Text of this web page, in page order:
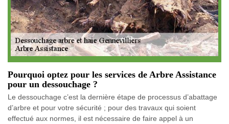
Pourquoi optez pour les services de Arbre Assistance
pour un dessouchage ?
Le dessouchage c’est la dernière étape de processus d’abattage
d’arbre et pour votre sécurité ; pour des travaux qui soient
effectué aux normes, il est nécessaire de faire appel à un